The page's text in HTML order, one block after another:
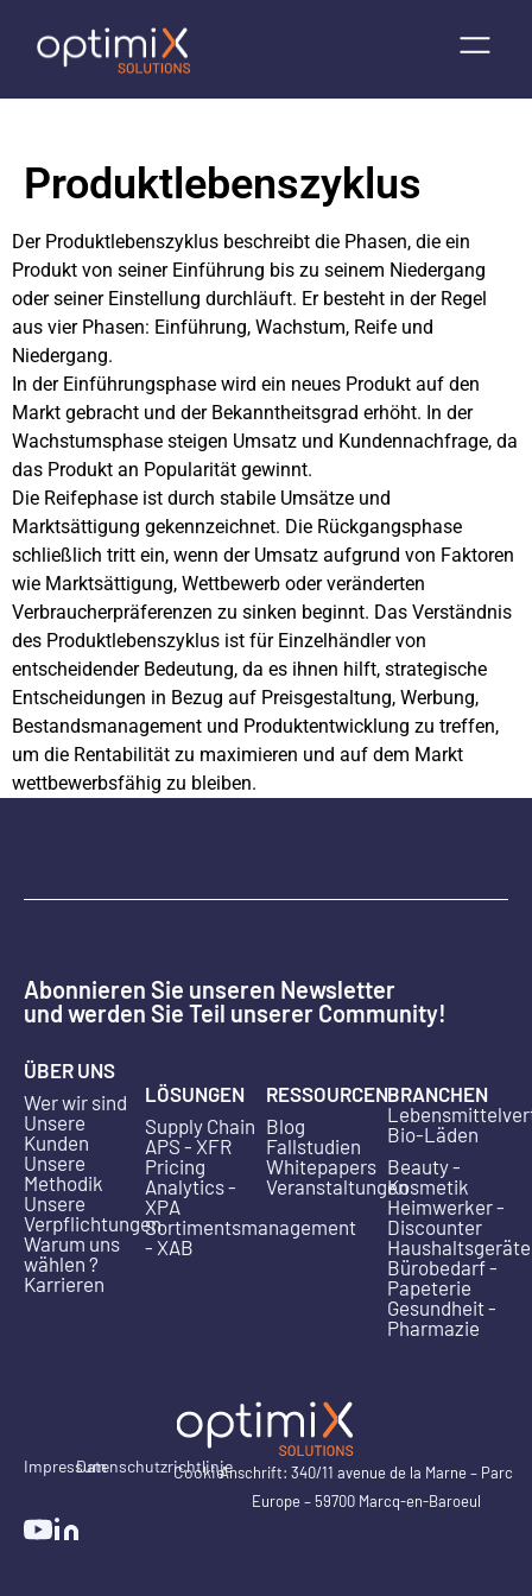
Produktlebenszyklus
Der Produktlebenszyklus beschreibt die Phasen, die ein
Produkt von seiner Einführung bis zu seinem Niedergang
oder seiner Einstellung durchläuft. Er besteht in der Regel
aus vier Phasen: Einführung, Wachstum, Reife und
Niedergang.
In der Einführungsphase wird ein neues Produkt auf den
Markt gebracht und der Bekanntheitsgrad erhöht. In der
Wachstumsphase steigen Umsatz und Kundennachfrage, da
das Produkt an Popularität gewinnt.
Die Reifephase ist durch stabile Umsätze und
Marktsättigung gekennzeichnet. Die Rückgangsphase
schließlich tritt ein, wenn der Umsatz aufgrund von Faktoren
wie Marktsättigung, Wettbewerb oder veränderten
Verbraucherpräferenzen zu sinken beginnt. Das Verständnis
des Produktlebenszyklus ist für Einzelhändler von
entscheidender Bedeutung, da es ihnen hilft, strategische
Entscheidungen in Bezug auf Preisgestaltung, Werbung,
Bestandsmanagement und Produktentwicklung zu treffen,
um die Rentabilität zu maximieren und auf dem Markt
wettbewerbsfähig zu bleiben.
Abonnieren Sie unseren Newsletter
und werden Sie Teil unserer Community!
ÜBER UNS
Wer wir sind
Unsere
Kunden
Unsere
Methodik
Unsere
Verpflichtungen
Warum uns
wählen ?
Karrieren
LÖSUNGEN
Supply Chain
APS - XFR
Pricing
Analytics -
XPA
Sortimentsmanagement
- XAB
RESSOURCEN
Blog
Fallstudien
Whitepapers
Veranstaltungen
BRANCHEN
Bio-Läden
Beauty -
Kosmetik
Heimwerker -
Discounter
Haushaltsgeräte
Bürobedarf -
Papeterie
Gesundheit -
Pharmazie
ImpressumDatenschutzrichtlinie
CookieAnschrift: 340/11 avenue de la Marne – Parc
Europe – 59700 Marcq-en-Baroeul